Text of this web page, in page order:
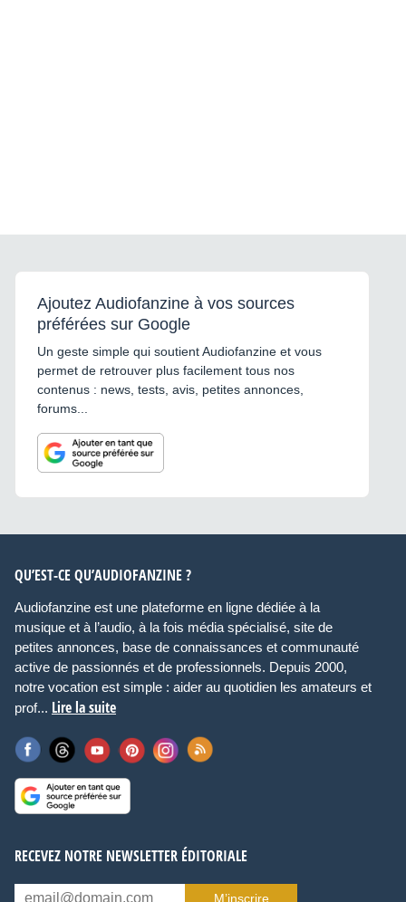
Ajoutez Audiofanzine à vos sources
préférées sur Google
Un geste simple qui soutient Audiofanzine et vous
permet de retrouver plus facilement tous nos
contenus : news, tests, avis, petites annonces,
forums...
QU’EST-CE QU’AUDIOFANZINE ?
Audiofanzine est une plateforme en ligne dédiée à la
musique et à l’audio, à la fois média spécialisé, site de
petites annonces, base de connaissances et communauté
active de passionnés et de professionnels. Depuis 2000,
notre vocation est simple : aider au quotidien les amateurs et
prof... Lire la suite
RECEVEZ NOTRE NEWSLETTER ÉDITORIALE
M’inscrire